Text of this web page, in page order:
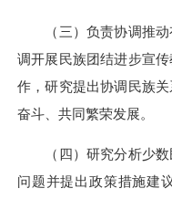
（三）负责协调推动
调开展民族团结进步宣
作，研究提出协调民族
奋斗、共同繁荣发展。
（四）研究分析少数
问题并提出政策措施建